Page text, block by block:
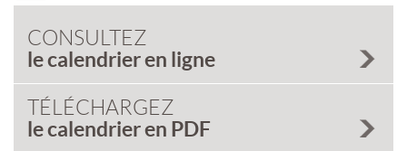
CONSULTEZ
le calendrier en ligne
TÉLÉCHARGEZ
le calendrier en PDF